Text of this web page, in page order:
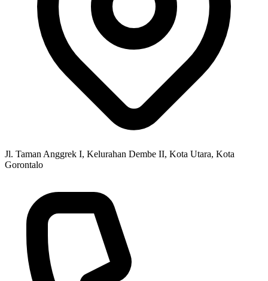
Jl. Taman Anggrek I, Kelurahan Dembe II, Kota Utara, Kota
Gorontalo